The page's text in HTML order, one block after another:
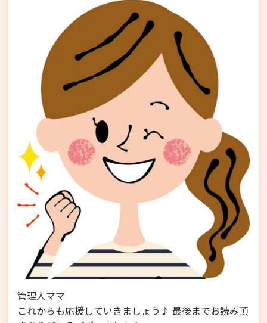
管理人ママ
これからも応援していきましょう♪ 最後までお読み頂